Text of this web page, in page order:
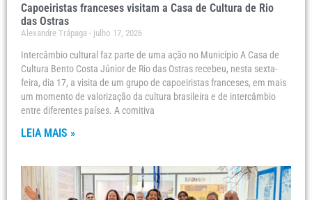
Capoeiristas franceses visitam a Casa de Cultura de Rio
das Ostras
Alexandre Trápaga julho 17, 2026
Intercâmbio cultural faz parte de uma ação no Município A Casa de
Cultura Bento Costa Júnior de Rio das Ostras recebeu, nesta sexta-
feira, dia 17, a visita de um grupo de capoeiristas franceses, em mais
um momento de valorização da cultura brasileira e de intercâmbio
entre diferentes países. A comitiva
LEIA MAIS »